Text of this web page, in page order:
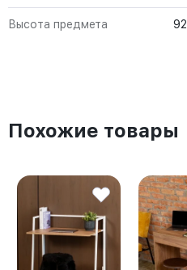
Высота предмета 92
Похожие товары